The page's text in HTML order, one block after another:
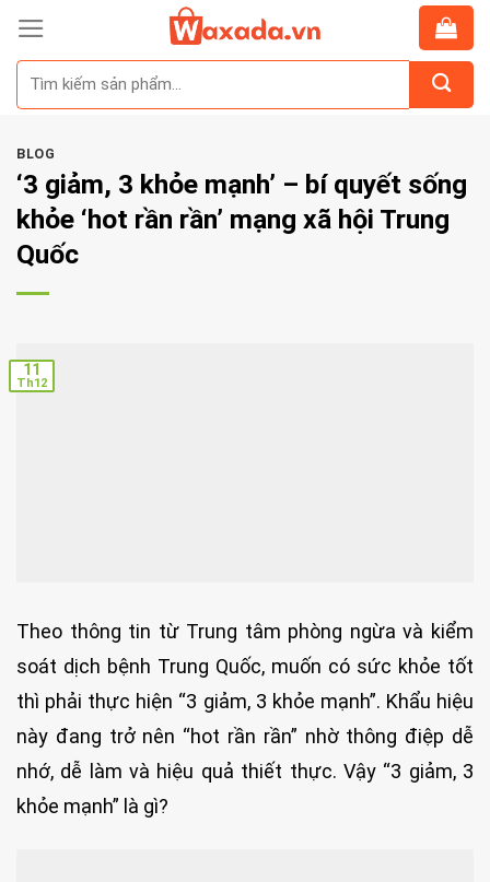
Skip
content
BLOG
‘3 giảm, 3 khỏe mạnh’ – bí quyết sống
khỏe ‘hot rần rần’ mạng xã hội Trung
Quốc
11
Th12
Theo thông tin từ Trung tâm phòng ngừa và kiểm
soát dịch bệnh Trung Quốc, muốn có sức khỏe tốt
thì phải thực hiện “3 giảm, 3 khỏe mạnh”. Khẩu hiệu
này đang trở nên “hot rần rần” nhờ thông điệp dễ
nhớ, dễ làm và hiệu quả thiết thực. Vậy “3 giảm, 3
khỏe mạnh” là gì?